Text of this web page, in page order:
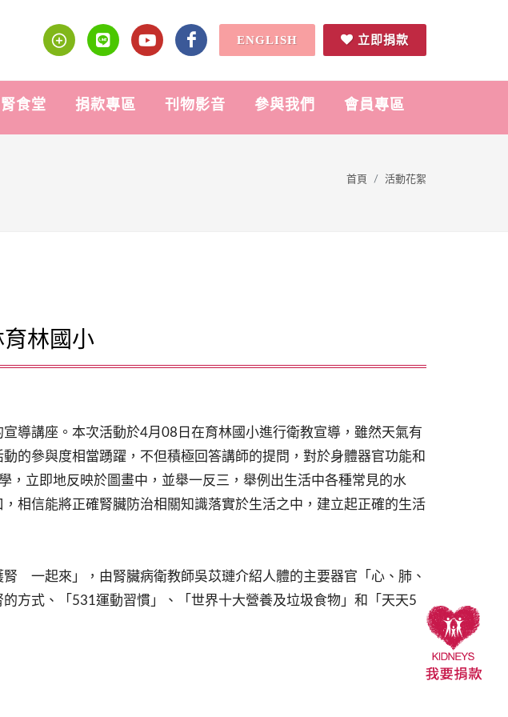
ENGLISH 立即捐款
食堂 捐款專區 刊物影音 參與我們 會員專區
首頁 活動花絮
林國小
導講座。本次活動於4月08日在育林國小進行衛教宣導，雖然天氣有
的參與度相當踴躍，不但積極回答講師的提問，對於身體器官功能和
，立即地反映於圖畫中，並舉一反三，舉例出生活中各種常見的水
相信能將正確腎臟防治相關知識落實於生活之中，建立起正確的生活
起來」，由腎臟病衛教師吳苡璉介紹人體的主要器官「心、肺、
方式、「531運動習慣」、「世界十大營養及垃圾食物」和「天天5